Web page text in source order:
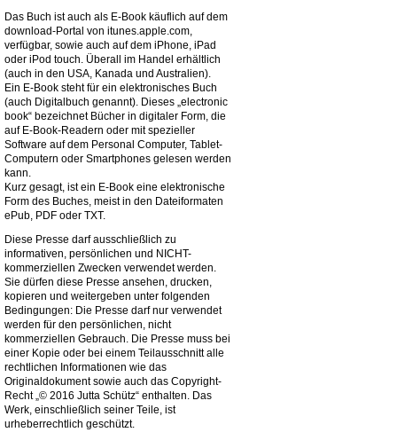
Das Buch ist auch als E-Book käuflich auf dem
download-Portal von itunes.apple.com,
verfügbar, sowie auch auf dem iPhone, iPad
oder iPod touch. Überall im Handel erhältlich
(auch in den USA, Kanada und Australien).
Ein E-Book steht für ein elektronisches Buch
(auch Digitalbuch genannt). Dieses „electronic
book“ bezeichnet Bücher in digitaler Form, die
auf E-Book-Readern oder mit spezieller
Software auf dem Personal Computer, Tablet-
Computern oder Smartphones gelesen werden
kann.
Kurz gesagt, ist ein E-Book eine elektronische
Form des Buches, meist in den Dateiformaten
ePub, PDF oder TXT.
Diese Presse darf ausschließlich zu
informativen, persönlichen und NICHT-
kommerziellen Zwecken verwendet werden.
Sie dürfen diese Presse ansehen, drucken,
kopieren und weitergeben unter folgenden
Bedingungen: Die Presse darf nur verwendet
werden für den persönlichen, nicht
kommerziellen Gebrauch. Die Presse muss bei
einer Kopie oder bei einem Teilausschnitt alle
rechtlichen Informationen wie das
Originaldokument sowie auch das Copyright-
Recht „© 2016 Jutta Schütz“ enthalten. Das
Werk, einschließlich seiner Teile, ist
urheberrechtlich geschützt.